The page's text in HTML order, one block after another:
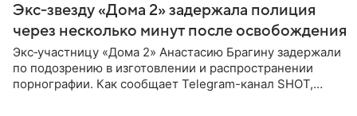
Экс‑звезду «Дома 2» задержала полиция
через несколько минут после освобождения
Экс‑участницу «Дома 2» Анастасию Брагину задержали
по подозрению в изготовлении и распространении
порнографии. Как сообщает Telegram-канал SHOT,